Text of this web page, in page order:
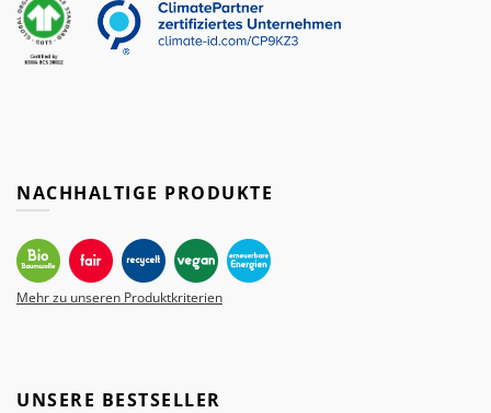
NACHHALTIGE PRODUKTE
Mehr zu unseren Produktkriterien
UNSERE BESTSELLER